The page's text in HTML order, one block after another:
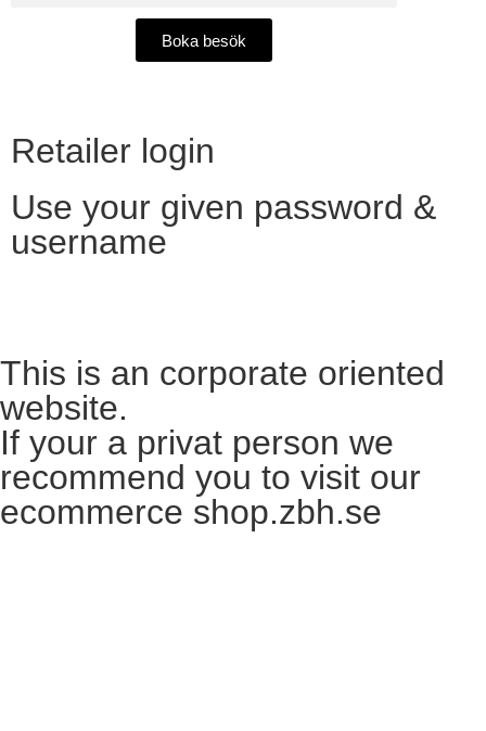
Boka besök
Retailer login
Use your given password &
username
This is an corporate oriented
website.
If your a privat person we
recommend you to visit our
ecommerce shop.zbh.se